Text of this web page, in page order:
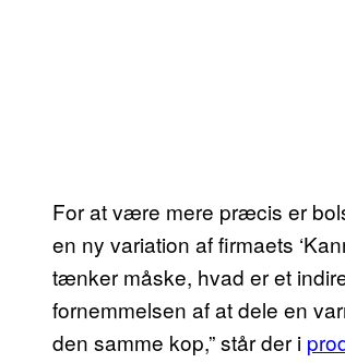
For at være mere præcis er
en ny variation af firmaets
tænker måske, hvad er et
fornemmelsen af at dele en
den samme kop,” står der i